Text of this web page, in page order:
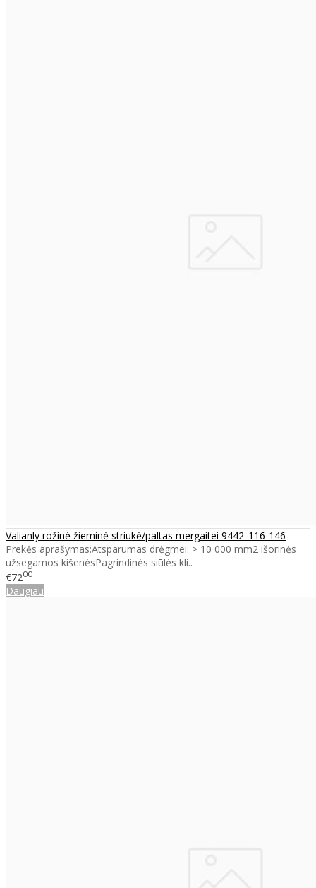
Valianly rožinė žieminė striukė/paltas mergaitei 9442_116-146
Prekės aprašymas:Atsparumas drėgmei: > 10 000 mm2 išorinės
užsegamos kišenėsPagrindinės siūlės kli..
€7200
Daugiau